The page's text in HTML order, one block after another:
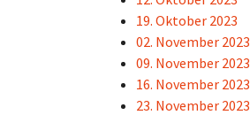
19. Oktober 2023
02. November 2023
09. November 2023
16. November 2023
23. November 2023